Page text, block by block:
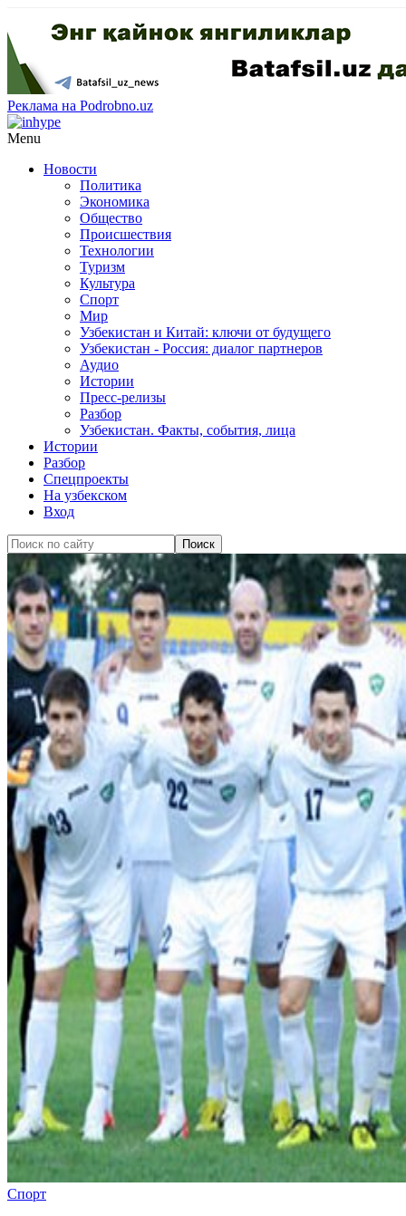
Реклама на Podrobno.uz
Menu
Новости
Политика
Экономика
Общество
Происшествия
Технологии
Туризм
Культура
Спорт
Мир
Узбекистан и Китай: ключи от будущего
Узбекистан - Россия: диалог партнеров
Аудио
Истории
Пресс-релизы
Разбор
Узбекистан. Факты, события, лица
Истории
Разбор
Спецпроекты
На узбекском
Вход
Спорт